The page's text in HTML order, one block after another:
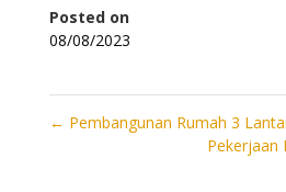
Posted on
08/08/2023
← Pembangunan Rumah 3
Pekerjaan